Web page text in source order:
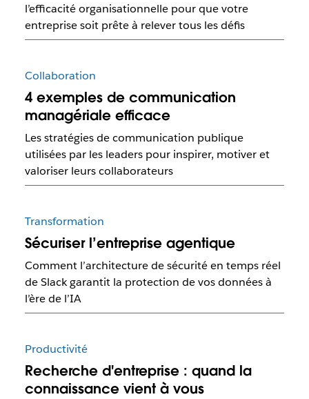
l’efficacité organisationnelle pour que votre
entreprise soit prête à relever tous les défis
Collaboration
4 exemples de communication
managériale efficace
Les stratégies de communication publique
utilisées par les leaders pour inspirer, motiver et
valoriser leurs collaborateurs
Transformation
Sécuriser l’entreprise agentique
Comment l’architecture de sécurité en temps réel
de Slack garantit la protection de vos données à
l’ère de l’IA
Productivité
Recherche d'entreprise : quand la
connaissance vient à vous